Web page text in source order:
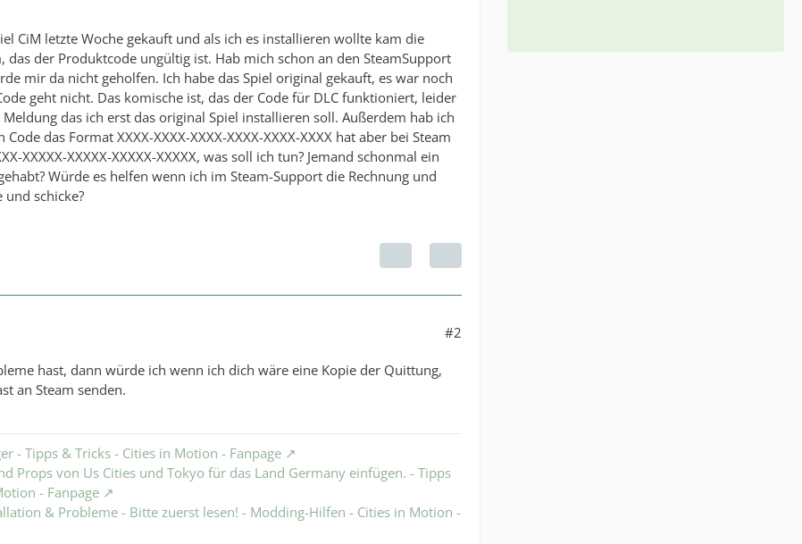
CiM letzte Woche gekauft und als ich es installieren wollte kam die
das der Produktcode ungültig ist. Hab mich schon an den SteamSupport
mir da nicht geholfen. Ich habe das Spiel original gekauft, es war noch
geht nicht. Das komische ist, das der Code für DLC funktioniert, leider
das ich erst das original Spiel installieren soll. Außerdem hab ich
das Format XXXX-XXXX-XXXX-XXXX-XXXX-XXXX hat aber bei Steam
XXXXX-XXXXX-XXXXX-XXXXX, was soll ich tun? Jemand schonmal ein
Würde es helfen wenn ich im Steam-Support die Rechnung und
und schicke?
#2
hast, dann würde ich wenn ich dich wäre eine Kopie der Quittung,
an Steam senden.
- Tipps & Tricks - Cities in Motion - Fanpage
Props von Us Cities und Tokyo für das Land Germany einfügen. - Tipps
- Fanpage
& Probleme - Bitte zuerst lesen! - Modding-Hilfen - Cities in Motion -